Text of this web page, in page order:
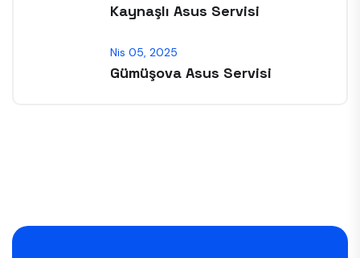
Kaynaşlı Asus Servisi
Nis 05, 2025
Gümüşova Asus Servisi